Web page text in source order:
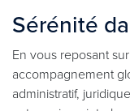
Sérénité
En vous reposant
accompagnement
administratif,